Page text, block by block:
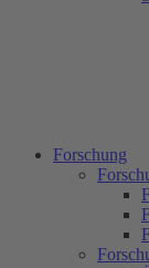
Forschung